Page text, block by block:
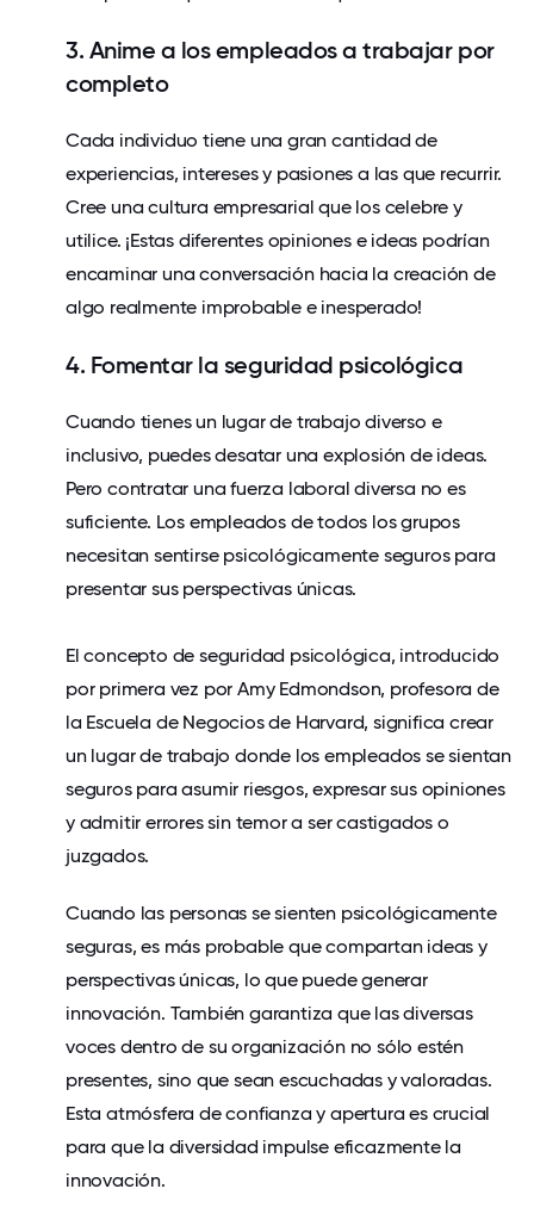
3. Anime a los empleados a trabajar por
completo
Cada individuo tiene una gran cantidad de
experiencias, intereses y pasiones a las que recurrir.
Cree unacultura empresarial que los celebre y
utilice. ¡Estas diferentes opiniones e ideas podrían
encaminar una conversación hacia la creación de
algo realmente improbable e inesperado!
4. Fomentar la seguridad psicológica
Cuando tienes un lugar de trabajo diverso e
inclusivo, puedes desatar una explosión de ideas.
Pero contratar una fuerza laboral diversa no es
suficiente. Los empleados de todos los grupos
necesitan sentirse psicológicamente segurospara
presentar sus perspectivas únicas.
El concepto de seguridad psicológica, introducido
por primera vez por Amy Edmondson, profesora de
la Escuela de Negocios de Harvard, significa crear
un lugar de trabajo donde los empleados se sientan
seguros para asumir riesgos, expresar sus opiniones
y admitir errores sin temor a ser castigados o
juzgados.
Cuando las personas se sienten psicológicamente
seguras, es más probable que compartan ideas y
perspectivas únicas, lo que puede generar
innovación. También garantiza que las diversas
voces dentro de su organización no sólo estén
presentes, sino que sean escuchadas y valoradas.
Esta atmósfera de confianza y apertura es crucial
para que la diversidad impulse eficazmente la
innovación.